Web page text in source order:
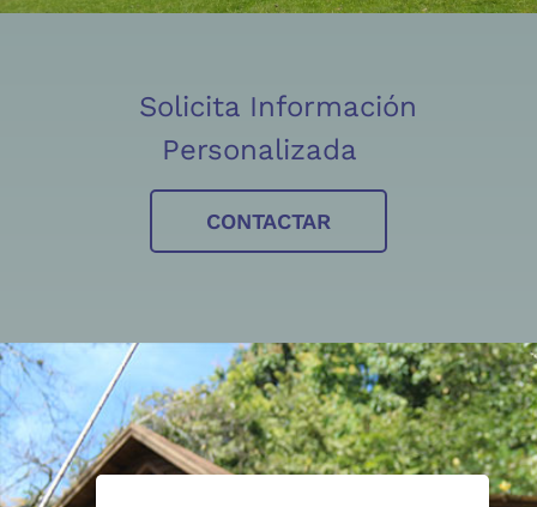
Solicita Información
Personalizada
CONTACTAR